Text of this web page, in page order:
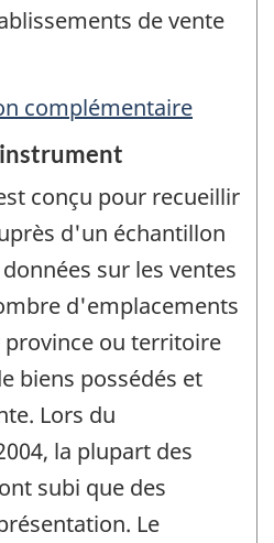
de vente
complémentaire
conçu pour recueillir
d'un échantillon
sur les ventes
d'emplacements
ou territoire
biens possédés et
Lors du
la plupart des
subi que des
Le